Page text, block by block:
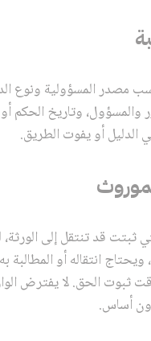
مصدر المسؤولية ونوع
والمسؤول، وتاريخ الحكم أو
أو يفوت الطريق.
ثبتت قد تنتقل إلى
انتقاله أو المطالبة به
ثبوت الحق. لا يفترض
أساس.